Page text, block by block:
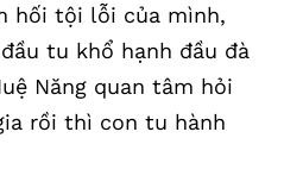
hối tội lỗi của mình,
tu khổ hạnh đầu đà
Năng quan tâm hỏi
rồi thì con tu hành